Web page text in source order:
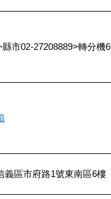
縣市02-27208889>轉分機
義區市府路1號東南區6樓